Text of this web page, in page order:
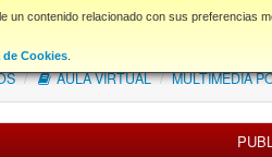
contenido relacionado con sus preferencias
de Cookies
FAQ NORMAS FORO
/ AULA VIRTUAL / MULTIMEDIA